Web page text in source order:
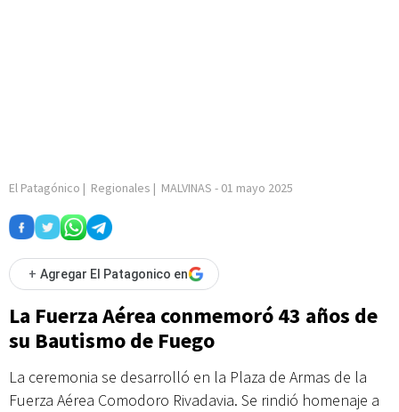
El Patagónico | Regionales | MALVINAS - 01 mayo 2025
+ Agregar El Patagonico en
La Fuerza Aérea conmemoró 43 años de
su Bautismo de Fuego
La ceremonia se desarrolló en la Plaza de Armas de la
Fuerza Aérea Comodoro Rivadavia. Se rindió homenaje a